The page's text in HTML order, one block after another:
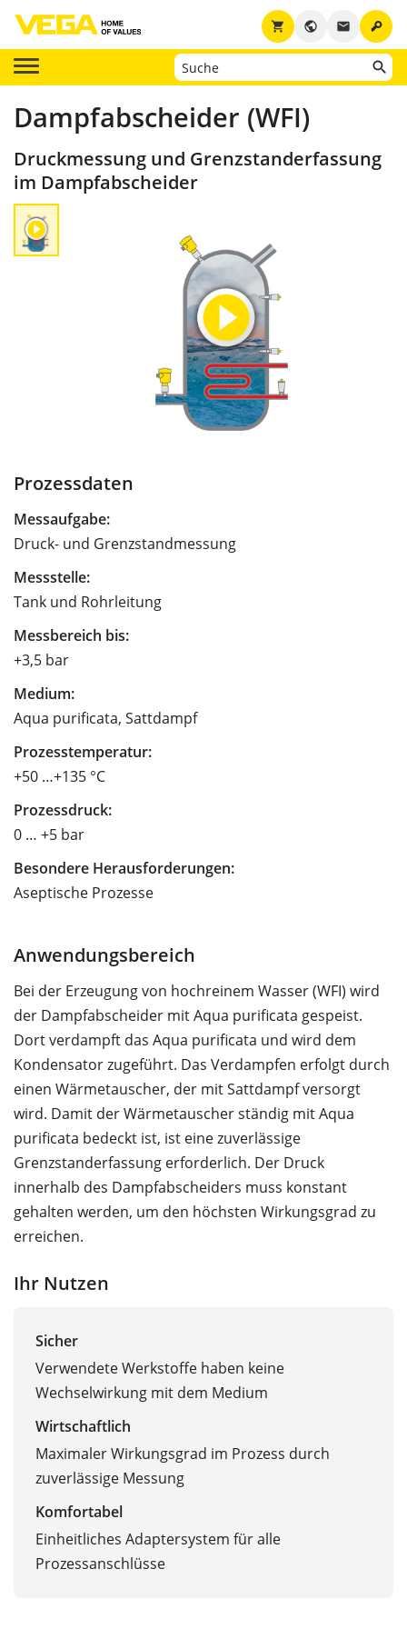
key
email
public
shopping_cart
Dampfabscheider (WFI)
Druckmessung und Grenzstanderfassung
im Dampfabscheider
Prozessdaten
Messaufgabe:
Druck- und Grenzstandmessung
Messstelle:
Tank und Rohrleitung
Messbereich bis:
+3,5 bar
Medium:
Aqua purificata, Sattdampf
Prozesstemperatur:
+50 …+135 °C
Prozessdruck:
0 … +5 bar
Besondere Herausforderungen:
Aseptische Prozesse
Anwendungsbereich
Bei der Erzeugung von hochreinem Wasser (WFI) wird
der Dampfabscheider mit Aqua purificata gespeist.
Dort verdampft das Aqua purificata und wird dem
Kondensator zugeführt. Das Verdampfen erfolgt durch
einen Wärmetauscher, der mit Sattdampf versorgt
wird. Damit der Wärmetauscher ständig mit Aqua
purificata bedeckt ist, ist eine zuverlässige
Grenzstanderfassung erforderlich. Der Druck
innerhalb des Dampfabscheiders muss konstant
gehalten werden, um den höchsten Wirkungsgrad zu
erreichen.
Ihr Nutzen
Sicher
Verwendete Werkstoffe haben keine
Wechselwirkung mit dem Medium
Wirtschaftlich
Maximaler Wirkungsgrad im Prozess durch
zuverlässige Messung
Komfortabel
Einheitliches Adaptersystem für alle
Prozessanschlüsse